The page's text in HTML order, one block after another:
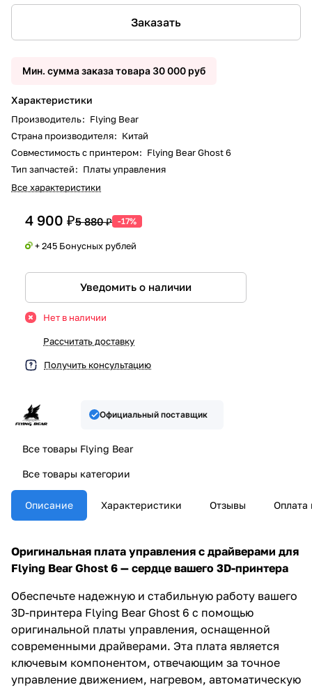
Заказать
Мин. сумма заказа товара 30 000 руб
Характеристики
Производитель: Flying Bear
Страна производителя: Китай
Совместимость с принтером: Flying Bear Ghost 6
Тип запчастей: Платы управления
Все характеристики
4 900 ₽5 880 ₽ -17%
+ 245 Бонусных рублей
Уведомить о наличии
Нет в наличии
Рассчитать доставку
Получить консультацию
Официальный поставщик
Все товары Flying Bear
Все товары категории
Описание Характеристики Отзывы Оплата
Оригинальная плата управления с драйверами для
Flying Bear Ghost 6 — сердце вашего 3D-принтера
Обеспечьте надежную и стабильную работу вашего
3D-принтера Flying Bear Ghost 6 с помощью
оригинальной платы управления, оснащенной
современными драйверами. Эта плата является
ключевым компонентом, отвечающим за точное
управление движением, нагревом, автоматическую